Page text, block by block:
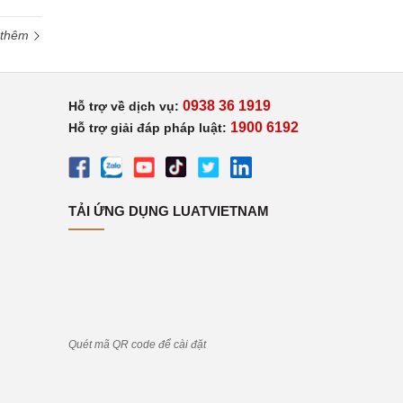
Hỗ trợ về dịch vụ: 0938 36 1919
Hỗ trợ giải đáp pháp luật: 1900 6192
TẢI ỨNG DỤNG LUATVIETNAM
Quét mã QR code để cài đặt